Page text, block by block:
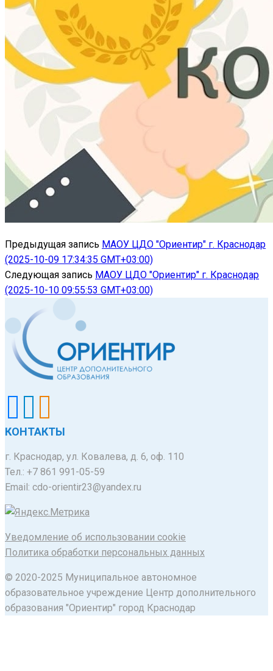
Предыдущая запись МАОУ ЦДО "Ориентир" г. Краснодар
(2025-10-09 17:34:35 GMT+03:00)
Следующая запись МАОУ ЦДО "Ориентир" г. Краснодар
(2025-10-10 09:55:53 GMT+03:00)
КОНТАКТЫ
г. Краснодар, ул. Ковалева, д. 6, оф. 110
Тел.: +7 861 991-05-59
Email: cdo-orientir23@yandex.ru
Уведомление об использовании cookie
Политика обработки персональных данных
© 2020-2025 Муниципальное автономное
образовательное учреждение Центр дополнительного
образования "Ориентир" город Краснодар